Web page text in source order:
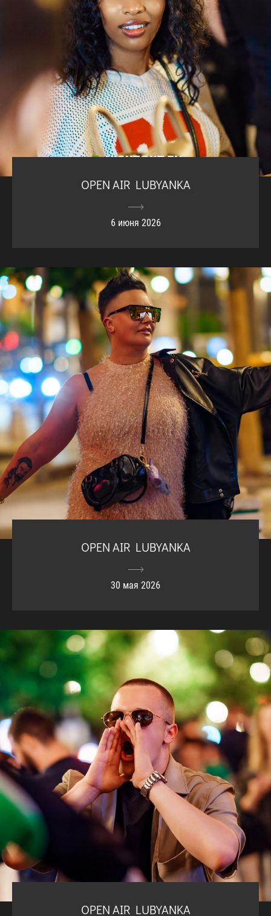
OPEN AIR LUBYANKA
6 июня 2026
OPEN AIR LUBYANKA
30 мая 2026
OPEN AIR LUBYANKA